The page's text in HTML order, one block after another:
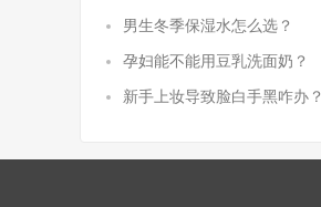
男生冬季保湿水怎么选？
孕妇能不能用豆乳洗面奶？
新手上妆导致脸白手黑咋办？